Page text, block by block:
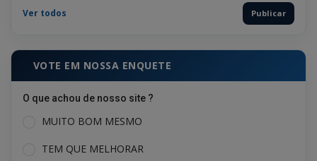
Ver todos Publicar
VOTE EM NOSSA ENQUETE
O que achou de nosso site ?
MUITO BOM MESMO
TEM QUE MELHORAR